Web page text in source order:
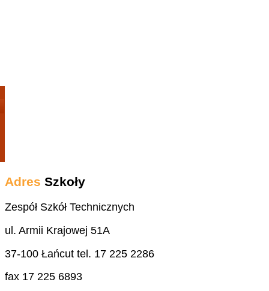
Adres Szkoły
Zespół Szkół Technicznych
ul. Armii Krajowej 51A
37-100 Łańcut tel. 17 225 2286
fax 17 225 6893